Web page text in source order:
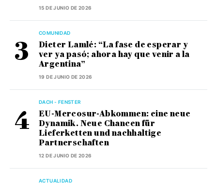
15 DE JUNIO DE 2026
COMUNIDAD
Dieter Lamlé: “La fase de esperar y
ver ya pasó; ahora hay que venir a la
Argentina”
19 DE JUNIO DE 2026
DACH - FENSTER
EU-Mercosur-Abkommen: eine neue
Dynamik. Neue Chancen für
Lieferketten und nachhaltige
Partnerschaften
12 DE JUNIO DE 2026
ACTUALIDAD